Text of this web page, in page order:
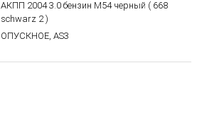
АКПП 2004 3.0 бензин M54 черный ( 668
schwarz 2 )
ОПУСКНОЕ, AS3